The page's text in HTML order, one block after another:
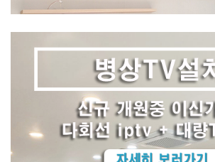
성함 - 이*진
지역 - 수도권-서울/인천/김포등 경기도
날짜 - 2026-08-07 11:38:17
성함 - 홍*화
지역 - 수도권-서울/인천/김포등 경기도
날짜 - 2026-08-07 10:26:13